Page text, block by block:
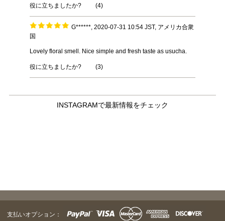
役に立ちましたか? (4)
G******, 2020-07-31 10:54 JST, アメリカ合衆
国
Lovely floral smell. Nice simple and fresh taste as usucha.
役に立ちましたか? (3)
INSTAGRAMで最新情報をチェック
支払いオプション：